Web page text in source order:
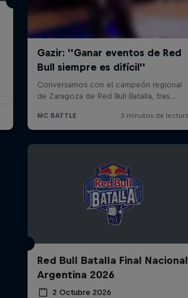
Red Bull Batalla Final Nacional
Argentina 2026
2 Octubre 2026